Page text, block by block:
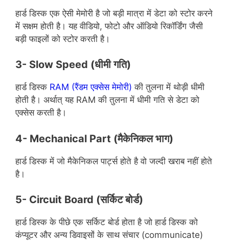
हार्ड डिस्क एक ऐसी मेमोरी है जो बड़ी मात्रा में डेटा को स्टोर करने
में सक्षम होती है। यह वीडियो, फोटो और ऑडियो रिकॉर्डिंग जैसी
बड़ी फाइलों को स्टोर करती है।
3- Slow Speed (धीमी गति)
हार्ड डिस्क RAM (रैंडम एक्सेस मेमोरी) की तुलना में थोड़ी धीमी
होती है। अर्थात् यह RAM की तुलना में धीमी गति से डेटा को
एक्सेस करती है।
4- Mechanical Part (मैकेनिकल भाग)
हार्ड डिस्क में जो मैकेनिकल पार्ट्स होते है वो जल्दी खराब नहीं होते
है।
5- Circuit Board (सर्किट बोर्ड)
हार्ड डिस्क के पीछे एक सर्किट बोर्ड होता है जो हार्ड डिस्क को
कंप्यूटर और अन्य डिवाइसों के साथ संचार (communicate)